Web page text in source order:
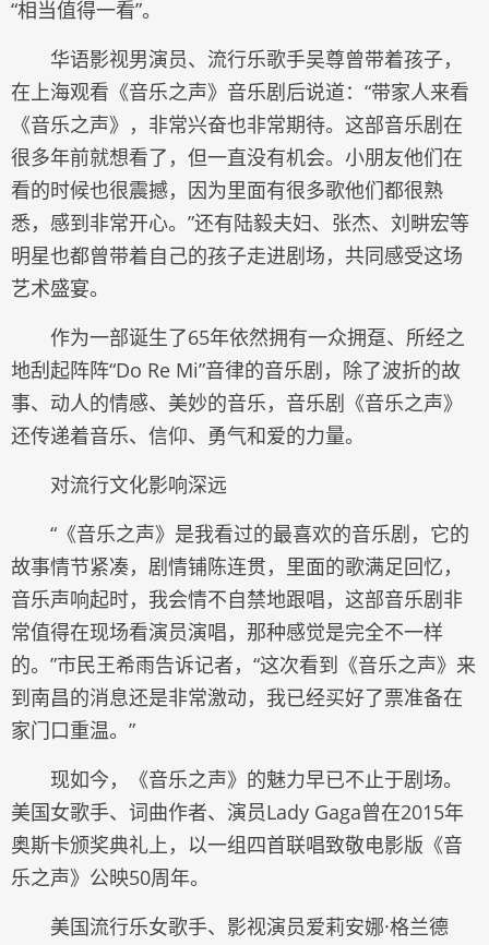
“相当值得一看”。
华语影视男演员、流行乐歌手吴尊曾带着孩子，
在上海观看《音乐之声》音乐剧后说道：“带家人来看
《音乐之声》，非常兴奋也非常期待。这部音乐剧在
很多年前就想看了，但一直没有机会。小朋友他们在
看的时候也很震撼，因为里面有很多歌他们都很熟
悉，感到非常开心。”还有陆毅夫妇、张杰、刘畊宏等
明星也都曾带着自己的孩子走进剧场，共同感受这场
艺术盛宴。
作为一部诞生了65年依然拥有一众拥趸、所经之
地刮起阵阵“Do Re Mi”音律的音乐剧，除了波折的故
事、动人的情感、美妙的音乐，音乐剧《音乐之声》
还传递着音乐、信仰、勇气和爱的力量。
对流行文化影响深远
“《音乐之声》是我看过的最喜欢的音乐剧，它的
故事情节紧凑，剧情铺陈连贯，里面的歌满足回忆，
音乐声响起时，我会情不自禁地跟唱，这部音乐剧非
常值得在现场看演员演唱，那种感觉是完全不一样
的。”市民王希雨告诉记者，“这次看到《音乐之声》来
到南昌的消息还是非常激动，我已经买好了票准备在
家门口重温。”
现如今，《音乐之声》的魅力早已不止于剧场。
美国女歌手、词曲作者、演员Lady Gaga曾在2015年
奥斯卡颁奖典礼上，以一组四首联唱致敬电影版《音
乐之声》公映50周年。
美国流行乐女歌手、影视演员爱莉安娜·格兰德